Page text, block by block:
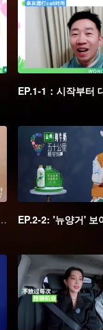
체x이설금의 뮤지컬 쇼